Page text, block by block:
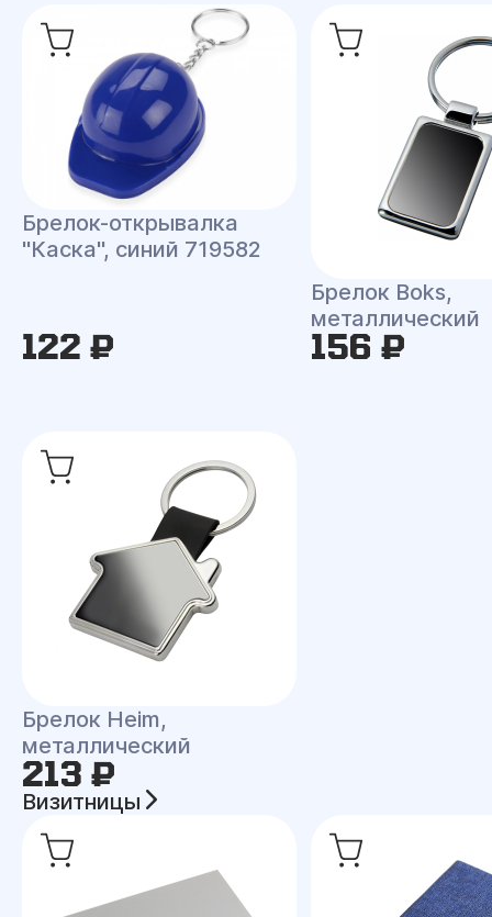
Брелок-открывалка
"Каска", синий 719582
122 ₽
Брелок Boks,
металлический
156 ₽
Брелок Heim,
металлический
213 ₽
Визитницы